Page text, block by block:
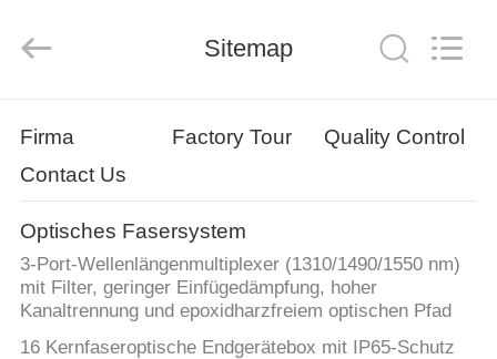
PRODUKTE
ÜBER
UNS
LTD.
Sitemap
Firma Factory Tour
Quality Control
Contact Us
Optisches Fasersystem
3-Port-Wellenlängenmultiplexer (1310/1490/1550 nm)
mit Filter, geringer Einfügedämpfung, hoher
Kanaltrennung und epoxidharzfreiem optischen Pfad
16 Kernfaseroptische Endgerätebox mit IP65-Schutz